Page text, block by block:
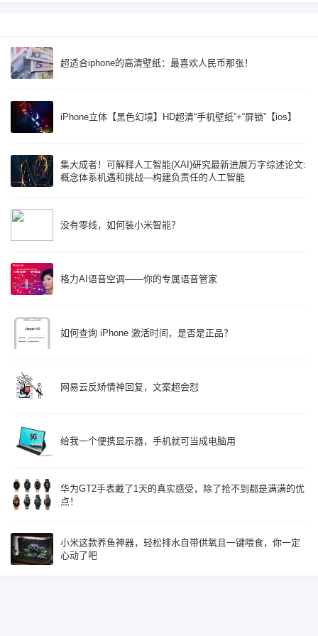
超适合iphone的高清壁纸：最喜欢人民币那张！
iPhone立体【黑色幻境】HD超清“手机壁纸”+“屏锁”【ios】
集大成者！可解释人工智能(XAI)研究最新进展万字综述论文:
概念体系机遇和挑战—构建负责任的人工智能
没有零线，如何装小米智能？
格力AI语音空调——你的专属语音管家
如何查询 iPhone 激活时间，是否是正品？
网易云反矫情神回复，文案超会怼
给我一个便携显示器，手机就可当成电脑用
华为GT2手表戴了1天的真实感受，除了抢不到都是满满的优
点！
小米这款养鱼神器，轻松排水自带供氧且一键喂食，你一定
心动了吧